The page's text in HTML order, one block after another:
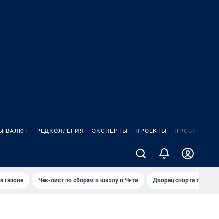
ВАЛЮТ РЕДКОЛЛЕГИЯ ЭКСПЕРТЫ ПРОЕКТЫ ПРОБКИ
газоне Чек-лист по сборам в школу в Чите Дворец спорта